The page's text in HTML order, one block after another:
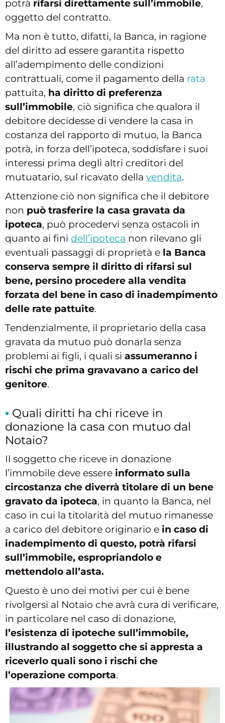
potrà rifarsi direttamente sull’immobile,
oggetto del contratto.
Ma non è tutto, difatti, la Banca, in ragione
del diritto ad essere garantita rispetto
all’adempimento delle condizioni
contrattuali, come il pagamento della rata
pattuita, ha diritto di preferenza
sull’immobile, ciò significa che qualora il
debitore decidesse di vendere la casa in
costanza del rapporto di mutuo, la Banca
potrà, in forza dell’ipoteca, soddisfare i suoi
interessi prima degli altri creditori del
mutuatario, sul ricavato della vendita.
Attenzione ciò non significa che il debitore
non può trasferire la casa gravata da
ipoteca, può procedervi senza ostacoli in
quanto ai fini dell’ipoteca non rilevano gli
eventuali passaggi di proprietà e la Banca
conserva sempre il diritto di rifarsi sul
bene, persino procedere alla vendita
forzata del bene in caso di inadempimento
delle rate pattuite.
Tendenzialmente, il proprietario della casa
gravata da mutuo può donarla senza
problemi ai figli, i quali si assumeranno i
rischi che prima gravavano a carico del
genitore.
Quali diritti ha chi riceve in
donazione la casa con mutuo dal
Notaio?
Il soggetto che riceve in donazione
l’immobile deve essere informato sulla
circostanza che diverrà titolare di un bene
gravato da ipoteca, in quanto la Banca, nel
caso in cui la titolarità del mutuo rimanesse
a carico del debitore originario e in caso di
inadempimento di questo, potrà rifarsi
sull’immobile, espropriandolo e
mettendolo all’asta.
Questo è uno dei motivi per cui è bene
rivolgersi al Notaio che avrà cura di verificare,
in particolare nel caso di donazione,
l’esistenza di ipoteche sull’immobile,
illustrando al soggetto che si appresta a
riceverlo quali sono i rischi che
l’operazione comporta.